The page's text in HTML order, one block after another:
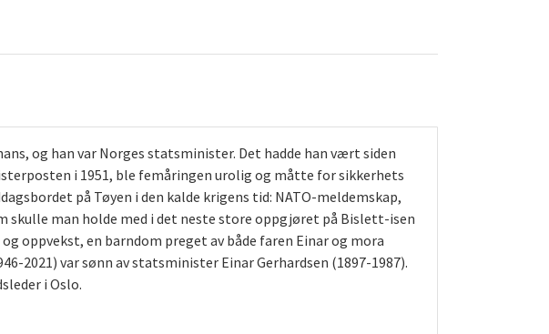
og han var Norges statsminister. Det hadde han vært siden
i 1951, ble femåringen urolig og måtte for sikkerhets
på Tøyen i den kalde krigens tid: NATO-meldemskap,
skulle man holde med i det neste store oppgjøret på Bislett-isen
oppvekst, en barndom preget av både faren Einar og mora
2021) var sønn av statsminister Einar Gerhardsen (1897-1987).
i Oslo.